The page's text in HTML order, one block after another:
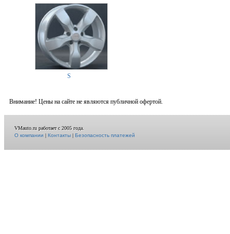
S
Внимание! Цены на сайте не являются публичной офертой.
VMauto.ru работает с 2005 года.
О компании|Контакты|Безопасность платежей